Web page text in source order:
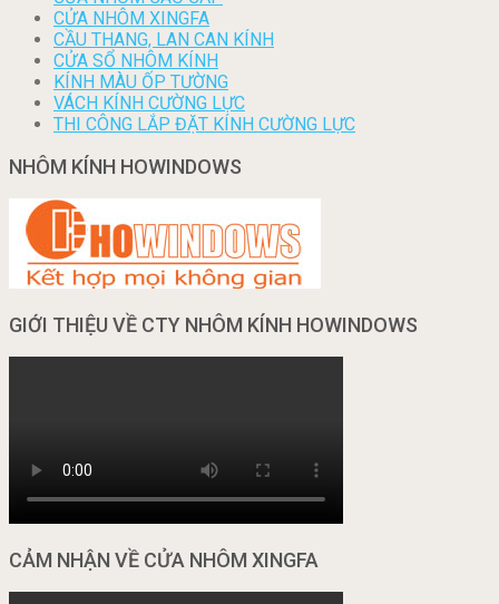
CỬA NHÔM XINGFA
CẦU THANG, LAN CAN KÍNH
CỬA SỔ NHÔM KÍNH
KÍNH MÀU ỐP TƯỜNG
VÁCH KÍNH CƯỜNG LỰC
THI CÔNG LẮP ĐẶT KÍNH CƯỜNG LỰC
NHÔM KÍNH HOWINDOWS
GIỚI THIỆU VỀ CTY NHÔM KÍNH HOWINDOWS
CẢM NHẬN VỀ CỬA NHÔM XINGFA